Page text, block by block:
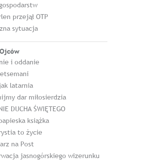
przejął OTP
sytuacja
i oddanie
latarnia
dar miłosierdzia
DUCHA ŚWIĘTEGO
książka
to życie
na Post
jasnogórskiego wizerunku